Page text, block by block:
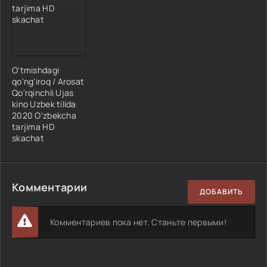
O'tmishdagi
qo'ng'iroq / Arosat
Qo'rqinchli Ujas
kino Uzbek tilida
2020 O'zbekcha
tarjima HD
skachat
Комментарии ДОБАВИТЬ
Комментариев пока нет. Станьте первыми!